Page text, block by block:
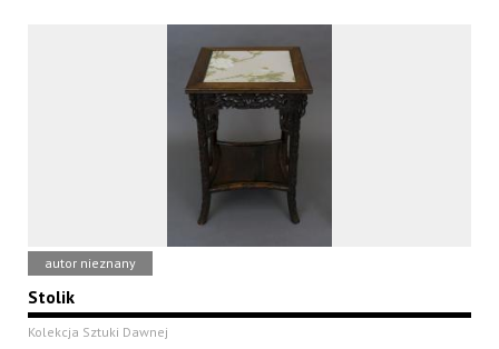
autor nieznany
Stolik
Kolekcja Sztuki Dawnej